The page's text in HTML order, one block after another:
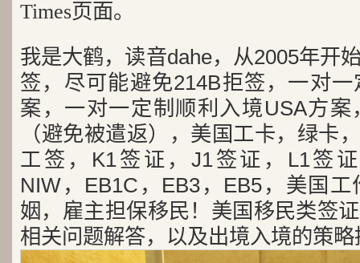
Times页面。
我是大鹤，读音dahe，从2005年开
签，尽可能避免214B拒签，一对
案，一对一定制顺利入境USA方
（避免被遣返），美国工卡，绿卡
工签，K1签证，J1签证，L1签
NIW，EB1C，EB3，EB5，美国
姻，雇主担保移民！美国移民类签
相关问题解答，以及出境入境的策